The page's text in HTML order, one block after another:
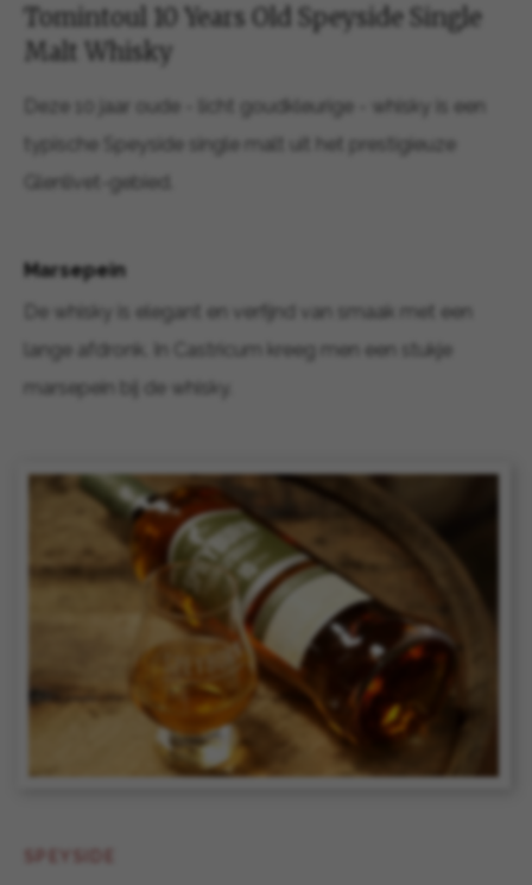
Tomintoul 10 Years Old Speyside Single
Malt Whisky
Deze 10 jaar oude - licht goudkleurige - whisky is een
typische Speyside single malt uit het prestigieuze
Glenlivet-gebied.
Marsepein
De whisky is elegant en verfijnd van smaak met een
lange afdronk. In Castricum kreeg men een stukje
marsepein bij de whisky.